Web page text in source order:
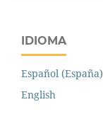
IDIOMA
Español (España)
English